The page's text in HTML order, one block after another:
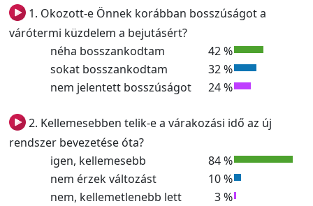
1. Okozott-e Önnek korábban bosszúságot a
várótermi küzdelem a bejutásért?
néha bosszankodtam
42 %
sokat bosszankodtam
32 %
nem jelentett bosszúságot
24 %
2. Kellemesebben telik-e a várakozási idő az új
rendszer bevezetése óta?
igen, kellemesebb
84 %
nem érzek változást
10 %
nem, kellemetlenebb lett
3 %